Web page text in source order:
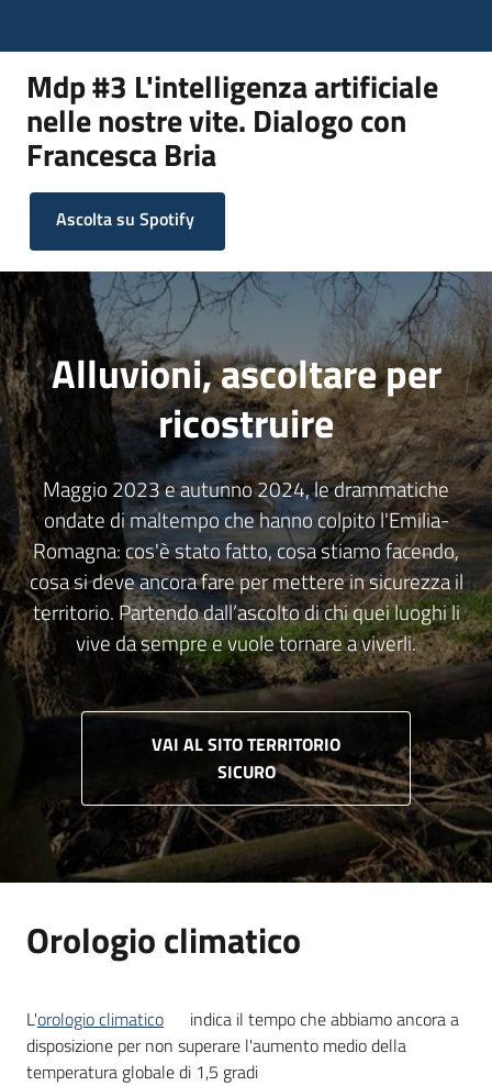
Mdp #3 L'intelligenza artificiale
nelle nostre vite. Dialogo con
Francesca Bria
Ascolta su Spotify
Alluvioni, ascoltare per
ricostruire
Maggio 2023 e autunno 2024, le drammatiche
ondate di maltempo che hanno colpito l'Emilia-
Romagna: cos'è stato fatto, cosa stiamo facendo,
cosa si deve ancora fare per mettere in sicurezza il
territorio. Partendo dall’ascolto di chi quei luoghi li
vive da sempre e vuole tornare a viverli.
VAI AL SITO TERRITORIO
SICURO
Orologio climatico
L'orologio climatico
indica il tempo che abbiamo ancora a
disposizione per non superare l'aumento medio della
temperatura globale di 1,5 gradi